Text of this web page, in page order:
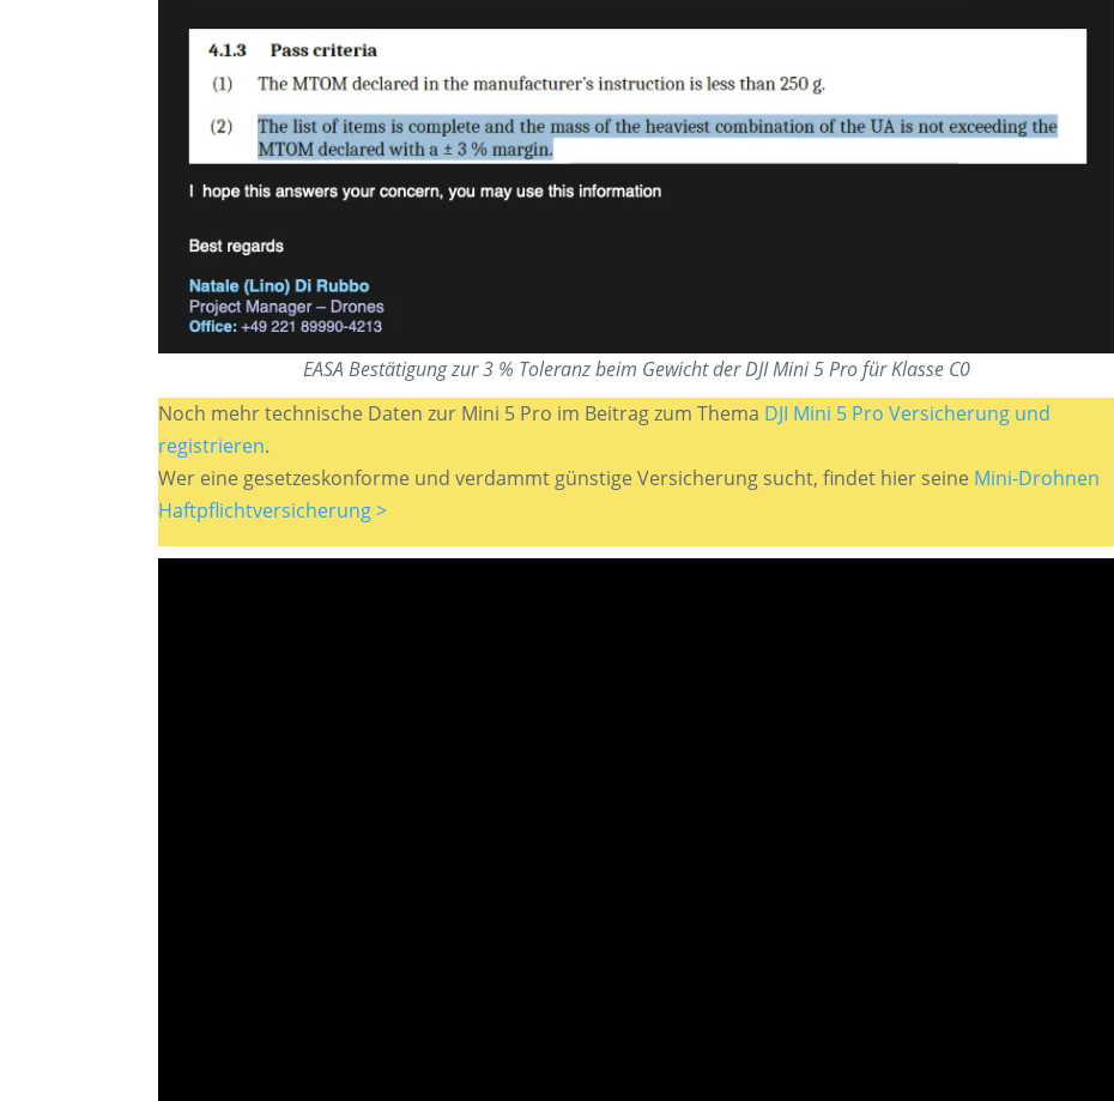
EASA Bestätigung zur 3 % Toleranz beim Gewicht der DJI Mini 5 Pro für Klasse C0
Noch mehr technische Daten zur Mini 5 Pro im Beitrag zum Thema DJI Mini 5 Pro Versicherung und
registrieren.
Wer eine gesetzeskonforme und verdammt günstige Versicherung sucht, findet hier seine Mini-Drohnen
Haftpflichtversicherung >